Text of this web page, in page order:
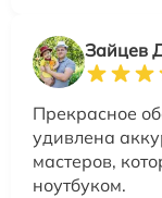
Зайцев
Прекрасное
удивлена
мастеров,
ноутбуком.